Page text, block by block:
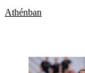
Athénban